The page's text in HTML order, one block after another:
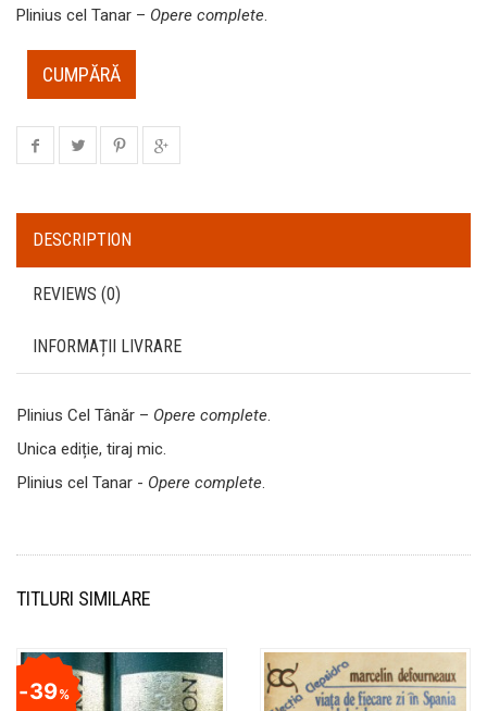
Plinius cel Tanar – Opere complete.
CUMPĂRĂ
DESCRIPTION
REVIEWS (0)
INFORMAȚII LIVRARE
Plinius Cel Tânăr – Opere complete.
Unica ediție, tiraj mic.
Plinius cel Tanar - Opere complete.
TITLURI SIMILARE
39%